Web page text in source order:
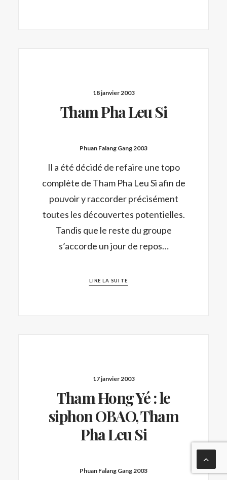
18 janvier 2003
Tham Pha Leu Si
Phuan Falang Gang 2003
Il a été décidé de refaire une topo
complète de Tham Pha Leu Si afin de
pouvoir y raccorder précisément
toutes les découvertes potentielles.
Tandis que le reste du groupe
s’accorde un jour de repos…
LIRE LA SUITE
17 janvier 2003
Tham Hong Yé : le
siphon OBAO, Tham
Pha Leu Si
Phuan Falang Gang 2003